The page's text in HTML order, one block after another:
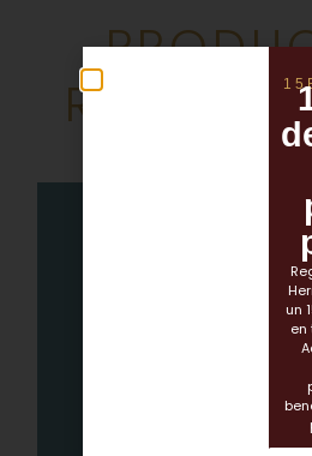
un
en